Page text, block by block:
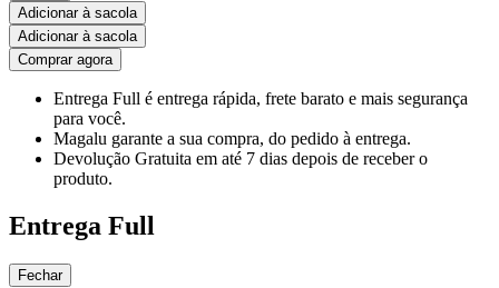
Adicionar à sacola
Adicionar à sacola
Comprar agora
Entrega Full é entrega rápida, frete barato e mais segurança
para você.
Magalu garante a sua compra, do pedido à entrega.
Devolução Gratuita em até 7 dias depois de receber o
produto.
Entrega Full
Fechar